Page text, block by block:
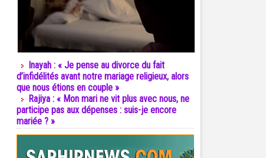
Inayah : « Je pense au divorce du fait
d’infidélités avant notre mariage religieux, alors
que nous étions en couple »
Rajiya : « Mon mari ne vit plus avec nous, ne
participe pas aux dépenses : suis-je encore
mariée ? »